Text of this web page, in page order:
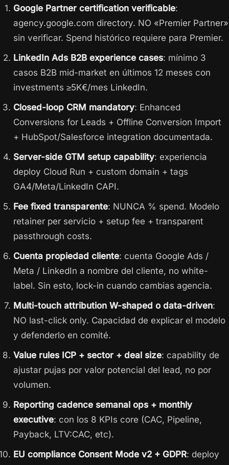
Google Partner certification verificable:
agency.google.com directory. NO «Premier Partner»
sin verificar. Spend histórico requiere para Premier.
LinkedIn Ads B2B experience cases: mínimo 3
casos B2B mid-market en últimos 12 meses con
investments ≥5K€/mes LinkedIn.
Closed-loop CRM mandatory: Enhanced
Conversions for Leads + Offline Conversion Import
+ HubSpot/Salesforce integration documentada.
Server-side GTM setup capability: experiencia
deploy Cloud Run + custom domain + tags
GA4/Meta/LinkedIn CAPI.
Fee fixed transparente: NUNCA % spend. Modelo
retainer per servicio + setup fee + transparent
passthrough costs.
Cuenta propiedad cliente: cuenta Google Ads /
Meta / LinkedIn a nombre del cliente, no white-
label. Sin esto, lock-in cuando cambias agencia.
Multi-touch attribution W-shaped o data-driven:
NO last-click only. Capacidad de explicar el modelo
y defenderlo en comité.
Value rules ICP + sector + deal size: capability de
ajustar pujas por valor potencial del lead, no por
volumen.
Reporting cadence semanal ops + monthly
executive: con los 8 KPIs core (CAC, Pipeline,
Payback, LTV:CAC, etc).
EU compliance Consent Mode v2 + GDPR: deploy